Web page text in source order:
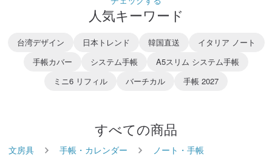
人気キーワード
台湾デザイン 日本トレンド 韓国直送
イタリア ノート
手帳カバー
システム手帳
A5スリム システム手帳
ミニ6 リフィル
バーチカル 手帳 2027
すべての商品
文房具 手帳・カレンダー
ノート・手帳